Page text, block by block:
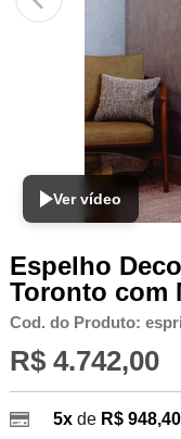
Ver vídeo
Espelho
Toronto com
Cod. do Produto:
R$ 4.742,00
5xde R$ 948,40